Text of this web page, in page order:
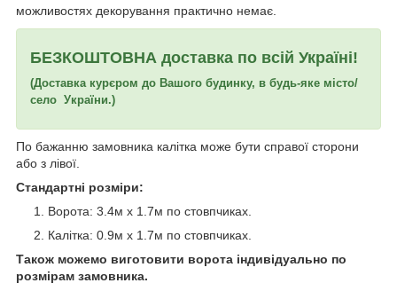
можливостях декорування практично немає.
БЕЗКОШТОВНА доставка по всій Україні!
(Доставка курєром до Вашого будинку, в будь-яке місто/
село України.)
По бажанню замовника калітка може бути справої сторони
або з лівої.
Стандартні розміри:
Ворота: 3.4м х 1.7м по стовпчиках.
Калітка: 0.9м х 1.7м по стовпчиках.
Також можемо виготовити ворота індивідуально по
розмірам замовника.